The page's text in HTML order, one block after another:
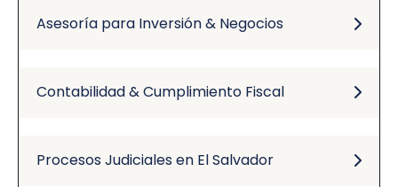
Asesoría para Inversión & Negocios
Contabilidad & Cumplimiento Fiscal
Procesos Judiciales en El Salvador